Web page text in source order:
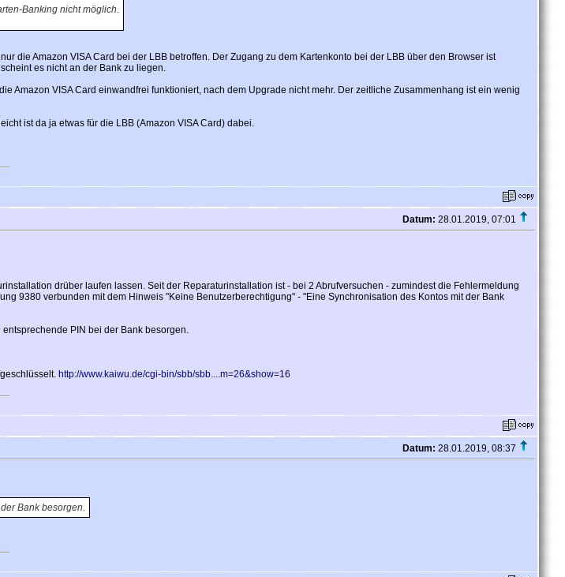
Banking nicht möglich.
die Amazon VISA Card bei der LBB betroffen. Der Zugang zu dem Kartenkonto bei der LBB über den Browser ist
es nicht an der Bank zu liegen.
Amazon VISA Card einwandfrei funktioniert, nach dem Upgrade nicht mehr. Der zeitliche Zusammenhang ist ein wenig
ist da ja etwas für die LBB (Amazon VISA Card) dabei.
Datum: 28.01.2019, 07:01
drüber laufen lassen. Seit der Reparaturinstallation ist - bei 2 Abrufversuchen - zumindest die Fehlermeldung
9380 verbunden mit dem Hinweis "Keine Benutzerberechtigung" - "Eine Synchronisation des Kontos mit der Bank
PIN bei der Bank besorgen.
http://www.kaiwu.de/cgi-bin/sbb/sbb....m=26&show=16
Datum: 28.01.2019, 08:37
Bank besorgen.